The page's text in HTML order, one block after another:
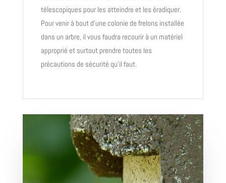
télescopiques pour les atteindre et les éradiquer.
Pour venir à bout d’une colonie de frelons installée
dans un arbre, il vous faudra recourir à un matériel
approprié et surtout prendre toutes les
précautions de sécurité qu’il faut.